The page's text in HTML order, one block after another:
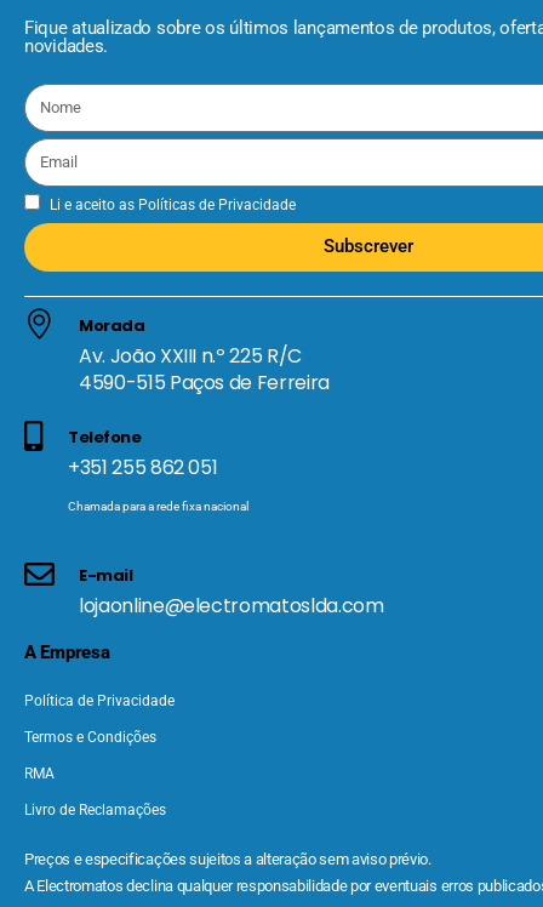
Fique atualizado sobre os últimos lançamentos de produtos,
novidades.
Li e aceito as Políticas de Privacidade
Subscrever
Morada
Av. João XXIII n.º 225 R/C
4590-515 Paços de Ferreira
Telefone
+351 255 862 051
Chamada para a rede fixa nacional
E-mail
lojaonline@electromatoslda.com
A Empresa
Política de Privacidade
Termos e Condições
RMA
Livro de Reclamações
Preços e especificações sujeitos a alteração sem aviso prévio.
A Electromatos declina qualquer responsabilidade por eventuais erros